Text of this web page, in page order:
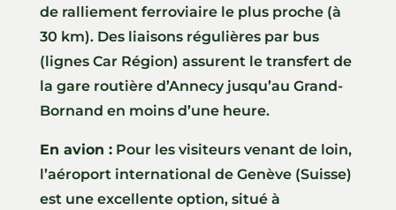
de ralliement ferroviaire le plus proche (à
30 km). Des liaisons régulières par bus
(lignes Car Région) assurent le transfert de
la gare routière d’Annecy jusqu’au Grand-
Bornand en moins d’une heure.
En avion :Pour les visiteurs venant de loin,
l’aéroport international de Genève (Suisse)
est une excellente option, situé à